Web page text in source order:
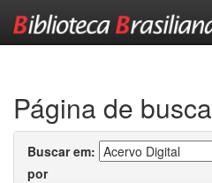
Página de busca
Buscar em:
por